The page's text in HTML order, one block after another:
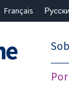
Français